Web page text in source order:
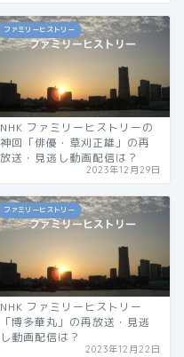
ファミリーヒストリー
NHK ファミリーヒストリーの
神回「俳優・草刈正雄」の再
放送・見逃し動画配信は？
2023年12月29日
ファミリーヒストリー
NHK ファミリーヒストリー
「博多華丸」の再放送・見逃
し動画配信は？
2023年12月22日